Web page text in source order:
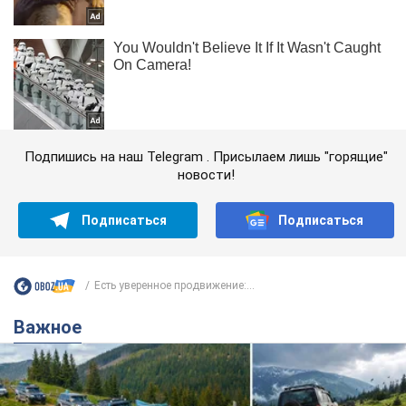
Подпишись на наш Telegram . Присылаем лишь "горящие"
новости!
Подписаться Подписаться
Есть уверенное продвижение:...
Важное